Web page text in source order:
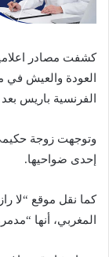
كشفت مصادر
العودة والعيش في
الفرنسية باريس
وتوجهت زوجة
إحدى ضواحيها.
كما نقل موقع “لا
المغربي، أنها